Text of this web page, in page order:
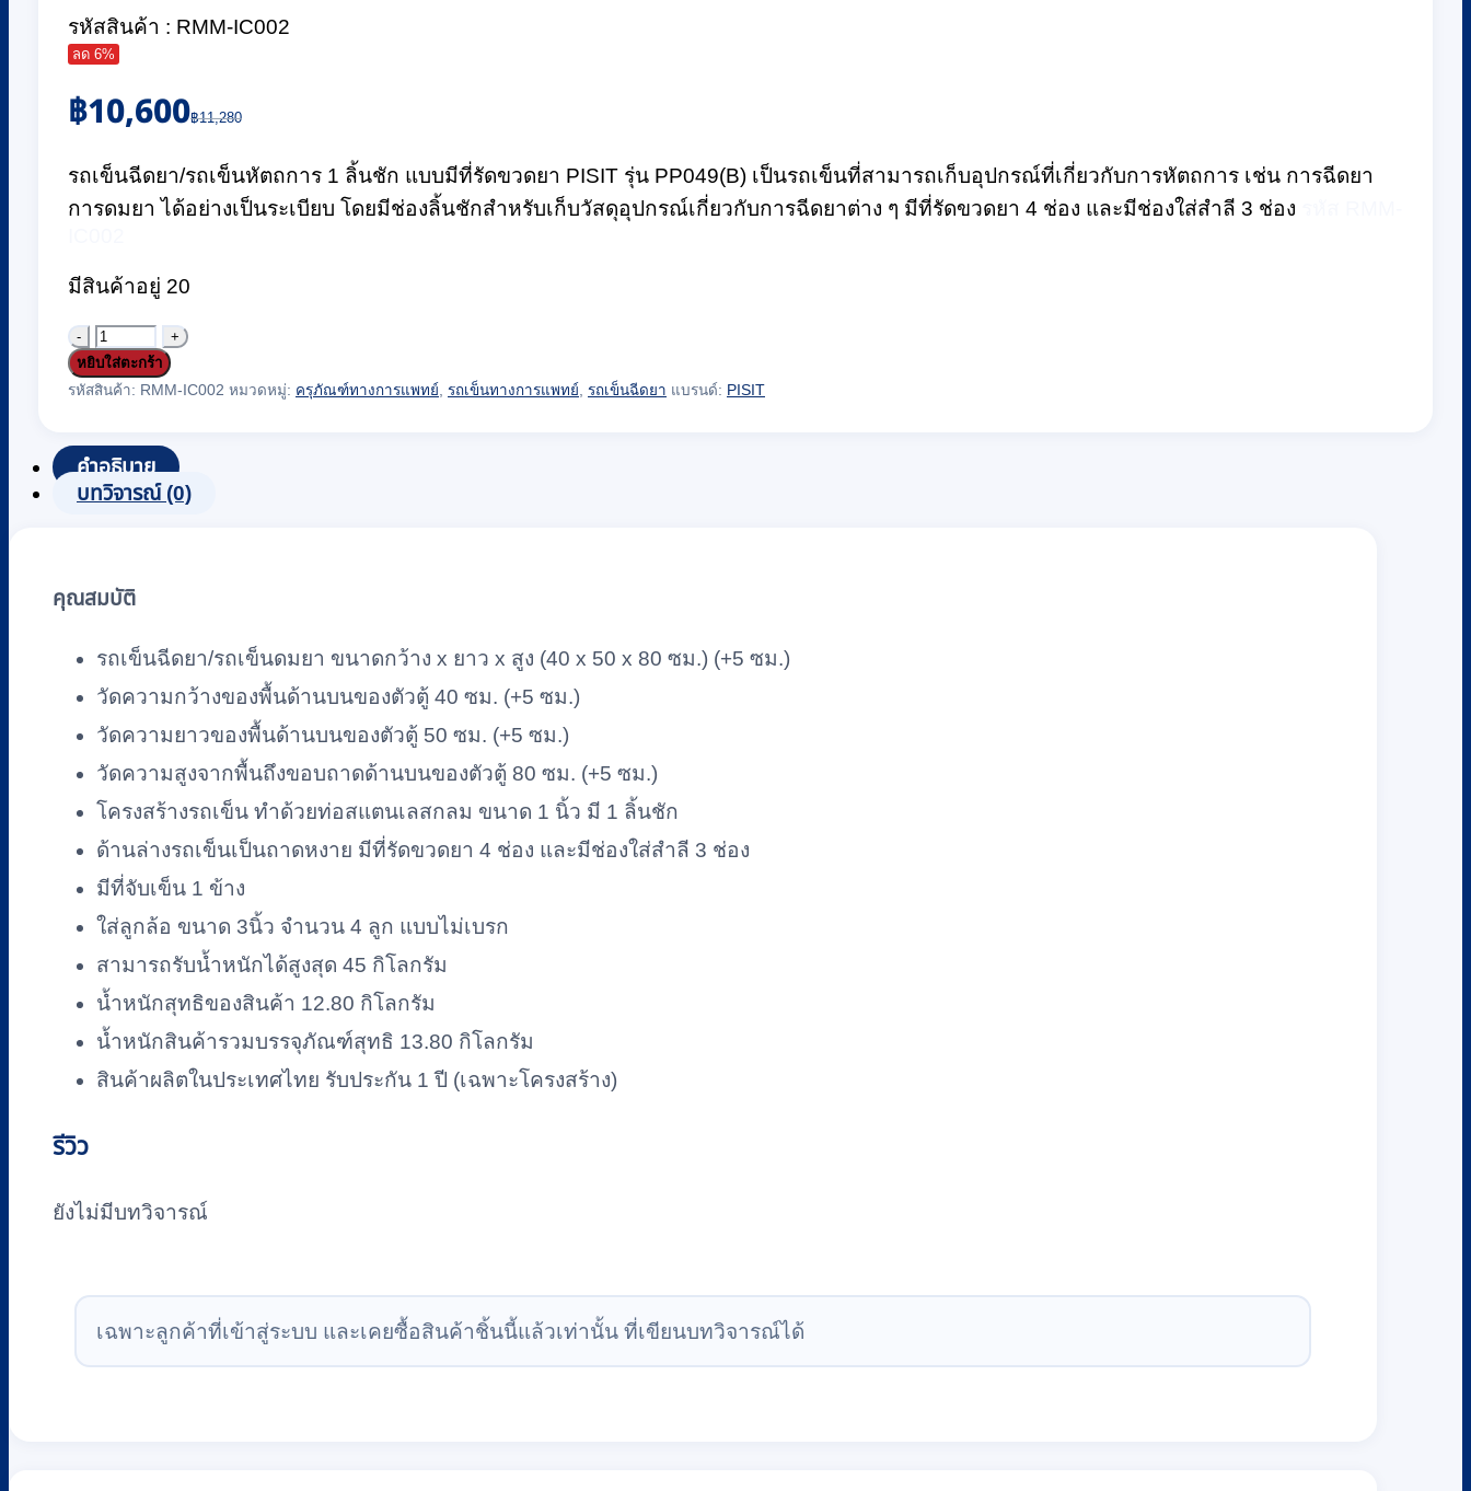
รหัสสินค้า : RMM-IC002
ลด 6%
฿11,280
Original
price
฿11,280.
฿10,600
Current
price
฿10,600.
รถเข็นฉีดยา/รถเข็นหัตถการ 1 ลิ้นชัก แบบมีที่รัดขวดยา PISIT รุ่น PP049(B) เป็นรถเข็นที่สามารถเก็บอุปกรณ์ที่เกี่ยวกับการหัตถการ เช่น การฉีดยา
การดมยา ได้อย่างเป็นระเบียบ โดยมีช่องลิ้นชักสำหรับเก็บวัสดุอุปกรณ์เกี่ยวกับการฉีดยาต่าง ๆ มีที่รัดขวดยา 4 ช่อง และมีช่องใส่สำลี 3 ช่อง
มีสินค้าอยู่ 20
จำนวน
รถ
รถ
เข็น
ลิ้น
แบบ
มี
ที่
ยา
PISIT
รุ่น
ชิ้น
หยิบใส่ตะกร้า
รหัสสินค้า: RMM-IC002 หมวดหมู่: ครุภัณฑ์ทางการแพทย์, รถเข็นทางการแพทย์, รถเข็นฉีดยา แบรนด์: PISIT
คำอธิบาย
บทวิจารณ์ (0)
คุณสมบัติ
รถเข็นฉีดยา/รถเข็นดมยา ขนาดกว้าง x ยาว x สูง (40 x 50 x 80 ซม.) (+5 ซม.)
วัดความกว้างของพื้นด้านบนของตัวตู้ 40 ซม. (+5 ซม.)
วัดความยาวของพื้นด้านบนของตัวตู้ 50 ซม. (+5 ซม.)
วัดความสูงจากพื้นถึงขอบถาดด้านบนของตัวตู้ 80 ซม. (+5 ซม.)
โครงสร้างรถเข็น ทำด้วยท่อสแตนเลสกลม ขนาด 1 นิ้ว มี 1 ลิ้นชัก
ด้านล่างรถเข็นเป็นถาดหงาย มีที่รัดขวดยา 4 ช่อง และมีช่องใส่สำลี 3 ช่อง
มีที่จับเข็น 1 ข้าง
ใส่ลูกล้อ ขนาด 3นิ้ว จำนวน 4 ลูก แบบไม่เบรก
สามารถรับน้ำหนักได้สูงสุด 45 กิโลกรัม
น้ำหนักสุทธิของสินค้า 12.80 กิโลกรัม
น้ำหนักสินค้ารวมบรรจุภัณฑ์สุทธิ 13.80 กิโลกรัม
สินค้าผลิตในประเทศไทย รับประกัน 1 ปี (เฉพาะโครงสร้าง)
รีวิว
ยังไม่มีบทวิจารณ์
เฉพาะลูกค้าที่เข้าสู่ระบบ และเคยซื้อสินค้าชิ้นนี้แล้วเท่านั้น ที่เขียนบทวิจารณ์ได้